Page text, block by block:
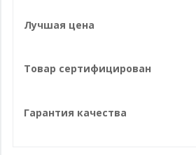
Лучшая цена
Товар сертифицирован
Гарантия качества